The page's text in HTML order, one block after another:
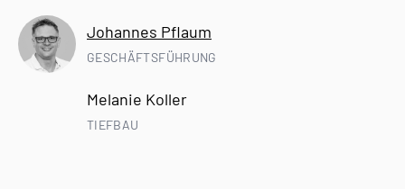
Johannes Pflaum
GESCHÄFTSFÜHRUNG
Melanie Koller
TIEFBAU